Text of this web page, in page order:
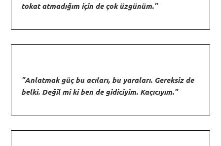
tokat atmadığım için de çok üzgünüm."
"Anlatmak güç bu acıları, bu yaraları. Gereksiz de
belki. Değil mi ki ben de gidiciyim. Kaçıcıyım."